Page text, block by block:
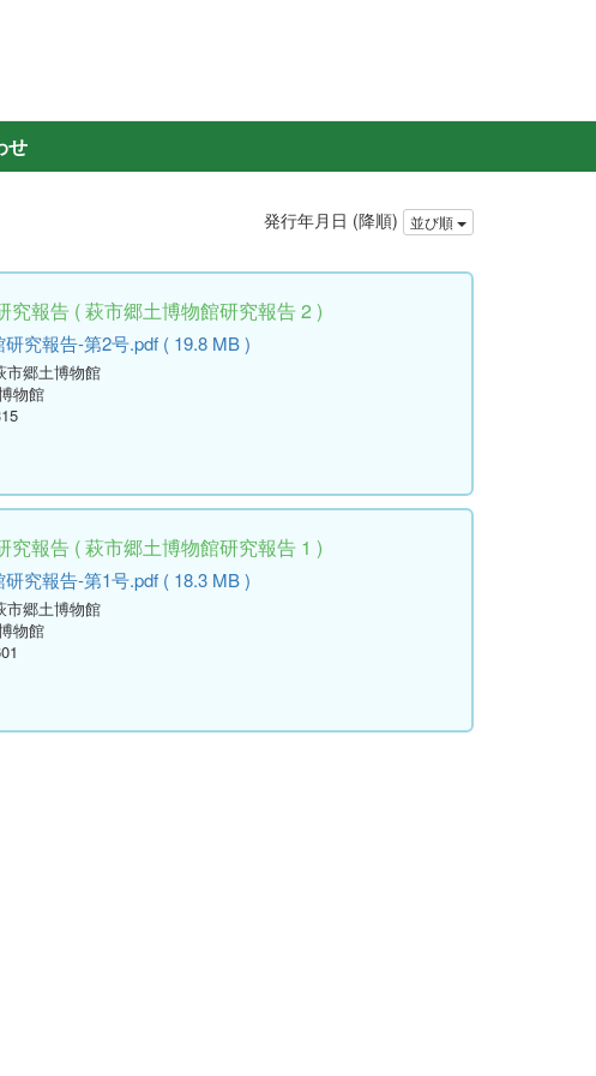
せ
発行年月日 (降順) 並び順
究報告 ( 萩市郷土博物館研究報告 2 )
究報告-第2号.pdf ( 19.8 MB )
市郷土博物館
物館
究報告 ( 萩市郷土博物館研究報告 1 )
究報告-第1号.pdf ( 18.3 MB )
市郷土博物館
物館